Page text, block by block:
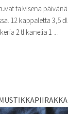
talvisena päivänä
12 kappaletta 3,5 dl
2 tl kanelia 1 ...